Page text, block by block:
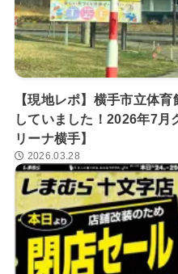
【現地レポ】横手市立体
していました！2026年7月
リーナ横手】
2026.03.28